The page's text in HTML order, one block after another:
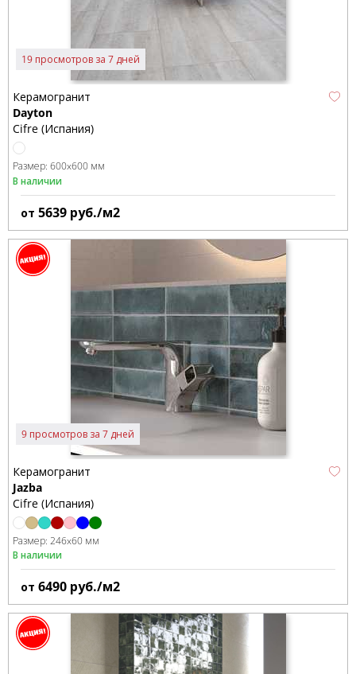
19 просмотров за 7 дней
Керамогранит
Dayton
Cifre (Испания)
Размер: 600x600 мм
В наличии
от 5639 руб./м2
9 просмотров за 7 дней
Керамогранит
Jazba
Cifre (Испания)
Размер: 246x60 мм
В наличии
от 6490 руб./м2